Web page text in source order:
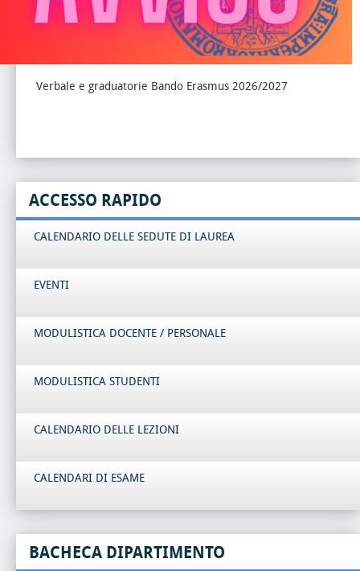
Verbale e graduatorie Bando Erasmus 2026/2027
ACCESSO RAPIDO
CALENDARIO DELLE SEDUTE DI LAUREA
EVENTI
MODULISTICA DOCENTE / PERSONALE
MODULISTICA STUDENTI
CALENDARIO DELLE LEZIONI
CALENDARI DI ESAME
BACHECA DIPARTIMENTO